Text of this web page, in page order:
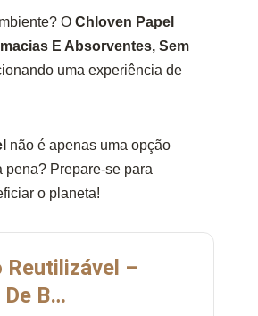
O Chloven Papel
E Absorventes, Sem
uma experiência de
não é apenas uma opção
Prepare-se para
o planeta!
Reutilizável –
B…